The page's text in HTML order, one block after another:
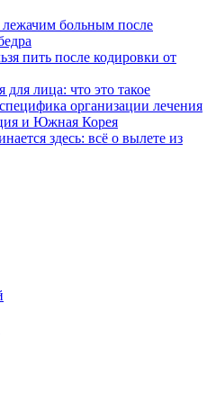
лежачим больным после
пить после кодировки от
для лица: что это такое
организации лечения
и Южная Корея
здесь: всё о вылете из